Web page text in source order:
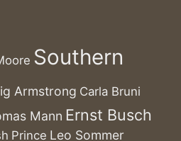
Southern
Armstrong Carla Bruni
Mann Ernst Busch
Prince Leo Sommer